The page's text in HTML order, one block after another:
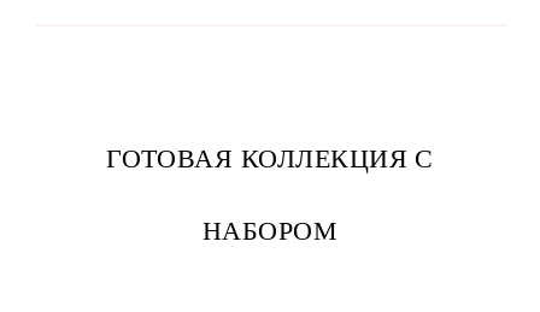
ГОТОВАЯ КОЛЛЕКЦИЯ С
НАБОРОМ